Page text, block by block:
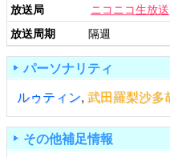
放送局
ニコニコ生放送
放送周期
隔週
パーソナリティ
ルゥティン, 武田羅梨沙多
その他補足情報